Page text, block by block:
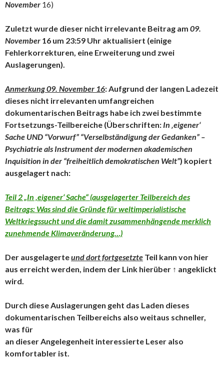
November 16)
Zuletzt wurde dieser nicht irrelevante Beitrag am 09.
November 16 um 23:59 Uhr aktualisiert (einige
Fehlerkorrekturen, eine Erweiterung und zwei
Auslagerungen).
Anmerkung 09. November 16: Aufgrund der langen Ladezeit
dieses nicht irrelevanten umfangreichen
dokumentarischen Beitrags habe ich zwei bestimmte
Fortsetzungs-Teilbereiche (Überschriften: In ‚eigener‘
Sache UND “Vorwurf” “Verselbständigung der Gedanken” –
Psychiatrie als Instrument der modernen akademischen
Inquisition in der “freiheitlich demokratischen Welt”) kopiert
ausgelagert nach:
Teil 2 „In ‚eigener‘ Sache“ (ausgelagerter Teilbereich des
Beitrags: Was sind die Gründe für weltimperialistische
Weltkriegssucht und die damit zusammenhängende merklich
zunehmende Klimaveränderung…)
Der ausgelagerteund dort fortgesetzte Teil kann von hier
aus erreicht werden, indem der Link hierüber ↑ angeklickt
wird.
Durch diese Auslagerungen geht das Laden dieses
dokumentarischen Teilbereichs also weitaus schneller,
was für
an dieser Angelegenheit interessierte Leser also
komfortabler ist.